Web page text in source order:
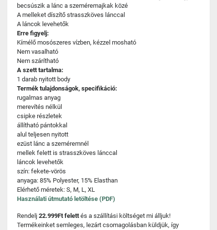
becsúszik a lánc a szeméremajkak közé
A melleket díszítő strasszköves lánccal
A láncok levehetők
Erre figyelj:
Kímélő mosószeres vízben, kézzel mosható
Nem vasalható
Nem szárítható
A szett tartalma:
1 darab nyitott body
Termék tulajdonságok, specifikáció:
rugalmas anyag
merevítés nélkül
csipke részletek
állítható pántokkal
alul teljesen nyitott
ezüst lánc a szeméremnél
mellek felett is strasszköves lánccal
láncok levehetők
szín: fekete-vörös
anyaga: 85% Polyester, 15% Elasthan
Elérhető méretek: S, M, L, XL
Használati útmutató letöltése (PDF)
Rendelj 22.999Ft felettés a szállítási költséget mi álljuk!
Termékeinket semleges, lezárt csomagolásban küldjük, így